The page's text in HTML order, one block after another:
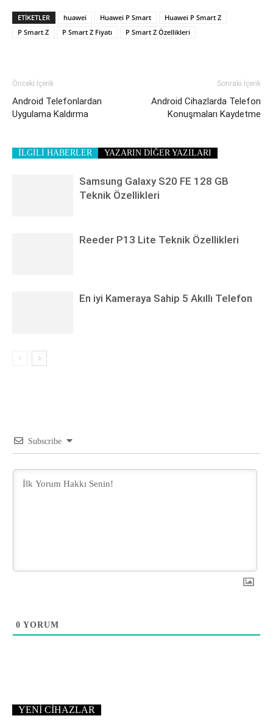
ETIKETLER huawei Huawei P Smart
Huawei P Smart Z
P Smart Z
P Smart Z Fiyatı P Smart Z Özellikleri
Önceki İçerik
Android Telefonlardan
Uygulama Kaldırma
Sonraki İçerik
Android Cihazlarda Telefon
Konuşmaları Kaydetme
İLGİLİ HABERLER YAZARIN DİĞER YAZILARI
Samsung Galaxy S20 FE 128 GB
Teknik Özellikleri
Reeder P13 Lite Teknik Özellikleri
En iyi Kameraya Sahip 5 Akıllı Telefon
Subscribe
0 YORUM
YENI CIHAZLAR